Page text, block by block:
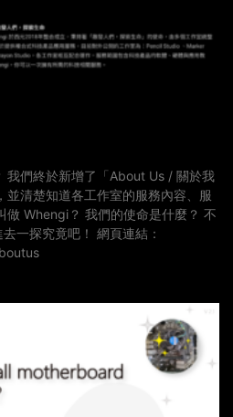
我們終於新增了「About Us / 關於我
並清楚知道各工作室的服務內容、服
做 Whengi？ 我們的使命是什麼？ 不
一探究竟吧！ 網頁連結：